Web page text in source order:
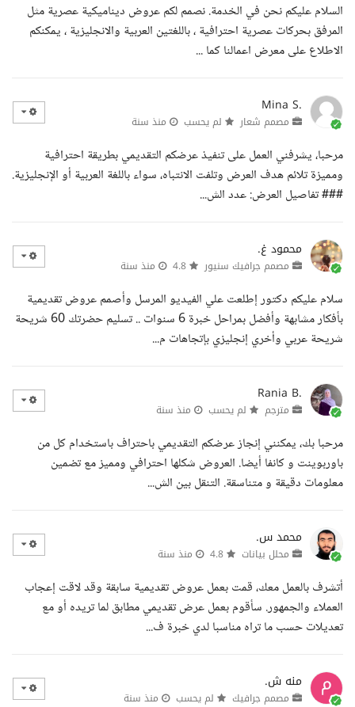
السلام عليكم نحن في الخدمة. نصمم لكم عروض ديناميكية عصرية مثل
المرفق بحركات عصرية احترافية ، باللغتين العربية والانجليزية ، يمكنكم
الاطلاع على معرض اعمالنا كما ...
Mina S.
مصمم شعار لم يحسب منذ سنة
مرحبا، يشرفني العمل على تنفيذ عرضكم التقديمي بطريقة احترافية
ومميزة تلائم هدف العرض وتلفت الانتباه، سواء باللغة العربية أو الإنجليزية.
### تفاصيل العرض: عدد الش...
محمود غ.
مصمم جرافيك سنيور منذ سنة
سلام عليكم دكتور إطلعت علي الفيديو المرسل وأصمم عروض تقديمية
بأفكار مشابهة وأفضل بمراحل خبرة 6 سنوات .. تسليم حضرتك 60 شريحة
شريحة عربي وأخري إنجليزي بإتجاهات م...
Rania B.
مترجم لم يحسب منذ سنة
مرحبا بك، يمكنني إنجاز عرضكم التقديمي باحتراف باستخدام كل من
باوربوينت و كانفا أيضا. العروض شكلها احترافي ومميز مع تضمين
معلومات دقيقة و متناسقة. التنقل بين الش...
محمد س.
محلل بيانات منذ سنة
أتشرف بالعمل معك، قمت بعمل عروض تقديمية سابقة وقد لاقت إعجاب
العملاء والجمهور. سأقوم بعمل عرض تقديمي مطابق لما تريده أو مع
تعديلات حسب ما تراه مناسبا لدي خبرة ف...
منه ش.
مصمم جرافيك لم يحسب منذ سنة